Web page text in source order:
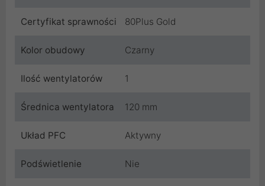
Certyfikat sprawności 80Plus Gold
Kolor obudowy Czarny
Ilość wentylatorów 1
Średnica wentylatora 120 mm
Układ PFC Aktywny
Podświetlenie Nie